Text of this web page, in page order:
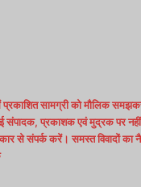
सामग्री को मौलिक
संपादक, प्रकाशक एवं मुद्रक पर
से संपर्क करें। समस्त विवादों का